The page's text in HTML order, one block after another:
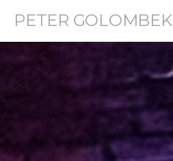
PETER GOLOMBEK